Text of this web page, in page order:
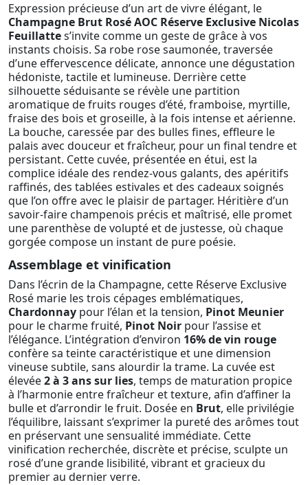
Expression précieuse d’un art de vivre élégant, le
Champagne Brut Rosé AOC Réserve Exclusive Nicolas
Feuillattes’invite comme un geste de grâce à vos
instants choisis. Sa robe rose saumonée, traversée
d’une effervescence délicate, annonce une dégustation
hédoniste, tactile et lumineuse. Derrière cette
silhouette séduisante se révèle une partition
aromatique de fruits rouges d’été, framboise, myrtille,
fraise des bois et groseille, à la fois intense et aérienne.
La bouche, caressée par des bulles fines, effleure le
palais avec douceur et fraîcheur, pour un final tendre et
persistant. Cette cuvée, présentée en étui, est la
complice idéale des rendez-vous galants, des apéritifs
raffinés, des tablées estivales et des cadeaux soignés
que l’on offre avec le plaisir de partager. Héritière d’un
savoir-faire champenois précis et maîtrisé, elle promet
une parenthèse de volupté et de justesse, où chaque
gorgée compose un instant de pure poésie.
Assemblage et vinification
Dans l’écrin de la Champagne, cette Réserve Exclusive
Rosé marie les trois cépages emblématiques,
Chardonnay pour l’élan et la tension, Pinot Meunier
pour le charme fruité, Pinot Noir pour l’assise et
l’élégance. L’intégration d’environ 16% de vin rouge
confère sa teinte caractéristique et une dimension
vineuse subtile, sans alourdir la trame. La cuvée est
élevée2 à 3 ans sur lies, temps de maturation propice
à l’harmonie entre fraîcheur et texture, afin d’affiner la
bulle et d’arrondir le fruit. Dosée en Brut, elle privilégie
l’équilibre, laissant s’exprimer la pureté des arômes tout
en préservant une sensualité immédiate. Cette
vinification recherchée, discrète et précise, sculpte un
rosé d’une grande lisibilité, vibrant et gracieux du
premier au dernier verre.